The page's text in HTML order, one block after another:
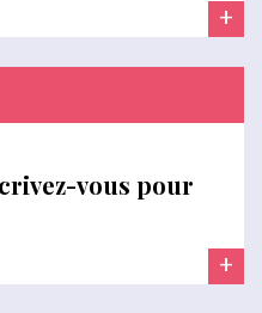
+
vous pour
+